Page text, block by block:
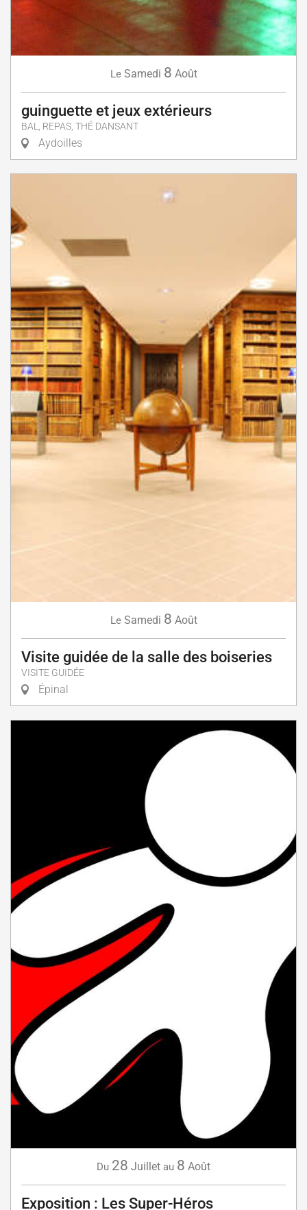
Le Samedi 8 Août
guinguette et jeux extérieurs
BAL, REPAS, THÉ DANSANT
Aydoilles
Le Samedi 8 Août
Visite guidée de la salle des boiseries
VISITE GUIDÉE
Épinal
Du 28 Juillet au 8 Août
Exposition : Les Super-Héros